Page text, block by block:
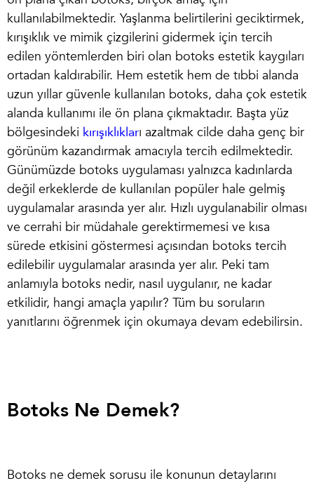
kullanılabilmektedir. Yaşlanma belirtilerini geciktirmek,
kırışıklık ve mimik çizgilerini gidermek için tercih
edilen yöntemlerden biri olan botoks estetik kaygıları
ortadan kaldırabilir. Hem estetik hem de tıbbi alanda
uzun yıllar güvenle kullanılan botoks, daha çok estetik
alanda kullanımı ile ön plana çıkmaktadır. Başta yüz
bölgesindeki kırışıklıkları azaltmak cilde daha genç bir
görünüm kazandırmak amacıyla tercih edilmektedir.
Günümüzde botoks uygulaması yalnızca kadınlarda
değil erkeklerde de kullanılan popüler hale gelmiş
uygulamalar arasında yer alır. Hızlı uygulanabilir olması
ve cerrahi bir müdahale gerektirmemesi ve kısa
sürede etkisini göstermesi açısından botoks tercih
edilebilir uygulamalar arasında yer alır. Peki tam
anlamıyla botoks nedir, nasıl uygulanır, ne kadar
etkilidir, hangi amaçla yapılır? Tüm bu soruların
yanıtlarını öğrenmek için okumaya devam edebilirsin.
Botoks Ne Demek?
Botoks ne demek sorusu ile konunun detaylarını